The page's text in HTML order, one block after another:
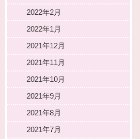
2022年2月
2022年1月
2021年12月
2021年11月
2021年10月
2021年9月
2021年8月
2021年7月